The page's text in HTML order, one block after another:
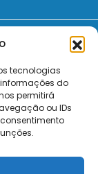
tecnologias
do
permitirá
ou IDs
os direitos reservados.
VC.
| Visa | Mastercard | Visa